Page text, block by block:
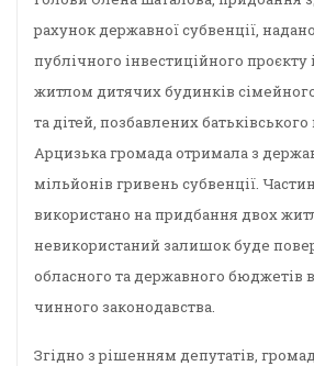
рахунок державної субвенції,
публічного інвестиційного проєкту
житлом дитячих будинків
та дітей, позбавлених
Арцизька громада отримала з
мільйонів гривень субвенції.
використано на придбання двох
невикористаний залишок буде
обласного та державного бюджетів
чинного законодавства.
Згідно з рішенням депутатів,